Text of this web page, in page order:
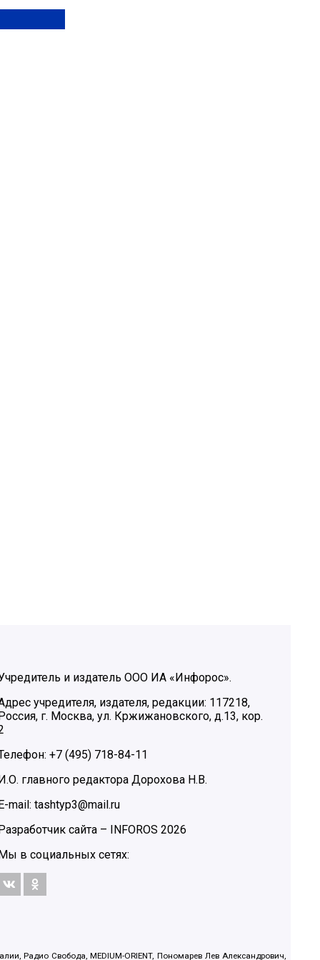
и издатель ООО ИА «Инфорос».
учредителя, издателя, редакции: 117218,
г. Москва, ул. Кржижановского, д.13, кор.
+7 (495) 718-84-11
главного редактора Дорохова Н.В.
mail: tashtyp3@mail.ru
сайта –
INFOROS 2026
в социальных сетях:
Радио Свобода, MEDIUM-ORIENT, Пономарев Лев Александрович,